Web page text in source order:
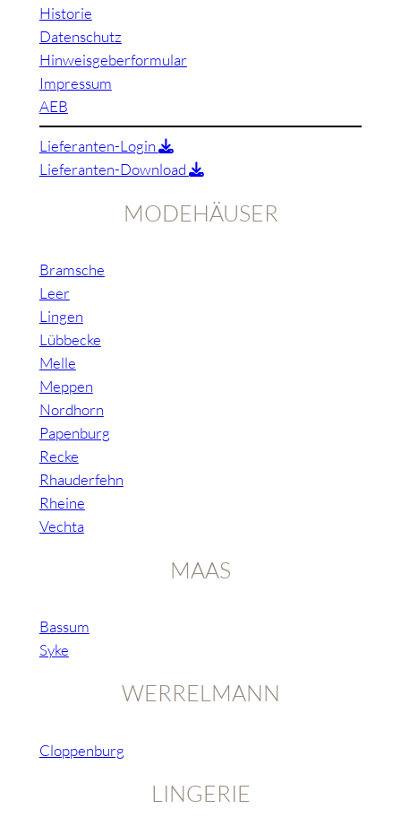
Historie
Datenschutz
Hinweisgeberformular
Impressum
AEB
Lieferanten-Login
Lieferanten-Download
MODEHÄUSER
Bramsche
Leer
Lingen
Lübbecke
Melle
Meppen
Nordhorn
Papenburg
Recke
Rhauderfehn
Rheine
Vechta
MAAS
Bassum
Syke
WERRELMANN
Cloppenburg
LINGERIE